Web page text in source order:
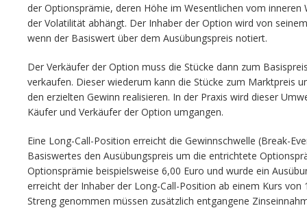
der Optionsprämie, deren Höhe im Wesentlichen vom inneren
der Volatilität abhängt. Der Inhaber der Option wird von
wenn der Basiswert über dem Ausübungspreis notiert.
Der Verkäufer der Option muss die Stücke dann zum
verkaufen. Dieser wiederum kann die Stücke zum Marktpreis
den erzielten Gewinn realisieren. In der Praxis wird dieser
Käufer und Verkäufer der Option umgangen.
Eine Long-Call-Position erreicht die Gewinnschwelle (Break-
Basiswertes den Ausübungspreis um die entrichtete
Optionsprämie beispielsweise 6,00 Euro und wurde ein
erreicht der Inhaber der Long-Call-Position ab einem Kurs von
Streng genommen müssen zusätzlich entgangene